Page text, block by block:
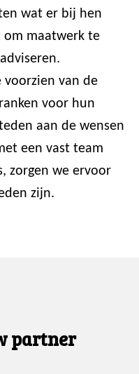
wat er bij hen
maatwerk te
voorzien van de
voor hun
aan de wensen
een vast team
zorgen we ervoor
zijn.
partner